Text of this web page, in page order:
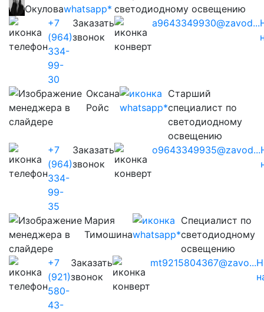
Окулова
светодиодному освещению
+7
(964)
334-
99-
30
Заказать
звонок
a9643349930@zavod...
Оксана
Ройс
Старший
специалист по
светодиодному
освещению
+7
(964)
334-
99-
35
Заказать
звонок
o9643349935@zavod...
Мария
Тимошина
Cпециалист по
светодиодному
освещению
+7
(921)
580-
43-
Заказать
звонок
mt9215804367@zavo...